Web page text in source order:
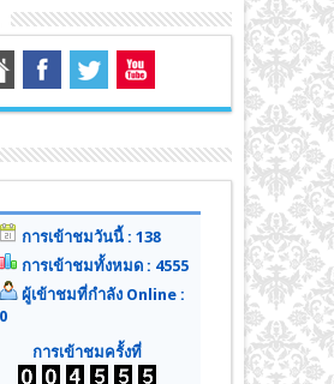
การเข้าชมวันนี้ : 138
การเข้าชมทั้งหมด : 4555
ผู้เข้าชมที่กำลัง Online :
0
การเข้าชมครั้งที่